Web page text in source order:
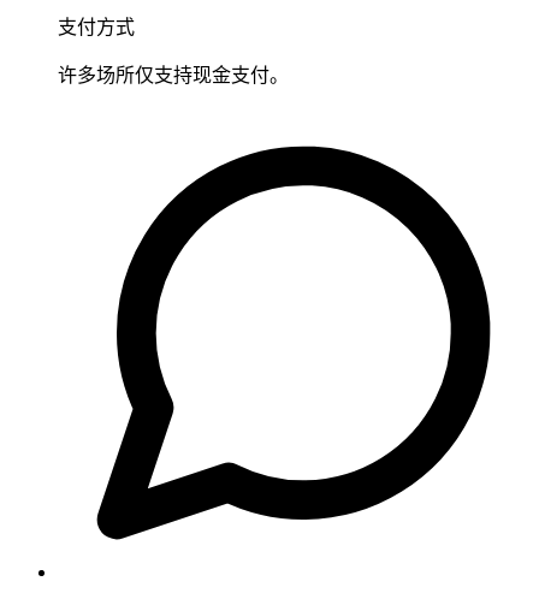
支付方式
许多场所仅支持现金支付。